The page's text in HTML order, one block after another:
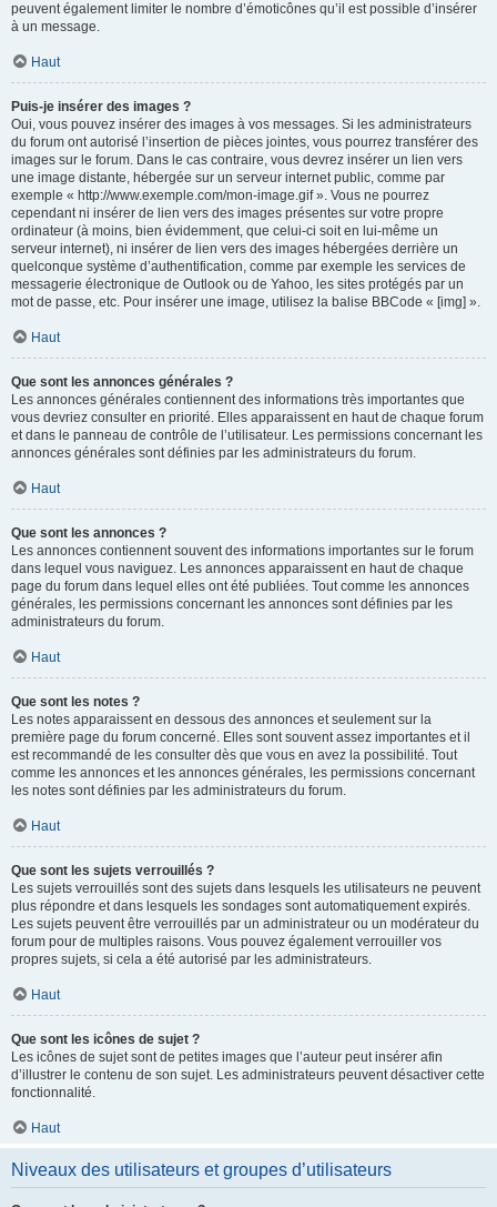
peuvent également limiter le nombre d’émoticônes qu’il est possible d’insérer
à un message.
Haut
Puis-je insérer des images ?
Oui, vous pouvez insérer des images à vos messages. Si les administrateurs
du forum ont autorisé l’insertion de pièces jointes, vous pourrez transférer des
images sur le forum. Dans le cas contraire, vous devrez insérer un lien vers
une image distante, hébergée sur un serveur internet public, comme par
exemple « http://www.exemple.com/mon-image.gif ». Vous ne pourrez
cependant ni insérer de lien vers des images présentes sur votre propre
ordinateur (à moins, bien évidemment, que celui-ci soit en lui-même un
serveur internet), ni insérer de lien vers des images hébergées derrière un
quelconque système d’authentification, comme par exemple les services de
messagerie électronique de Outlook ou de Yahoo, les sites protégés par un
mot de passe, etc. Pour insérer une image, utilisez la balise BBCode « [img] ».
Haut
Que sont les annonces générales ?
Les annonces générales contiennent des informations très importantes que
vous devriez consulter en priorité. Elles apparaissent en haut de chaque forum
et dans le panneau de contrôle de l’utilisateur. Les permissions concernant les
annonces générales sont définies par les administrateurs du forum.
Haut
Que sont les annonces ?
Les annonces contiennent souvent des informations importantes sur le forum
dans lequel vous naviguez. Les annonces apparaissent en haut de chaque
page du forum dans lequel elles ont été publiées. Tout comme les annonces
générales, les permissions concernant les annonces sont définies par les
administrateurs du forum.
Haut
Que sont les notes ?
Les notes apparaissent en dessous des annonces et seulement sur la
première page du forum concerné. Elles sont souvent assez importantes et il
est recommandé de les consulter dès que vous en avez la possibilité. Tout
comme les annonces et les annonces générales, les permissions concernant
les notes sont définies par les administrateurs du forum.
Haut
Que sont les sujets verrouillés ?
Les sujets verrouillés sont des sujets dans lesquels les utilisateurs ne peuvent
plus répondre et dans lesquels les sondages sont automatiquement expirés.
Les sujets peuvent être verrouillés par un administrateur ou un modérateur du
forum pour de multiples raisons. Vous pouvez également verrouiller vos
propres sujets, si cela a été autorisé par les administrateurs.
Haut
Que sont les icônes de sujet ?
Les icônes de sujet sont de petites images que l’auteur peut insérer afin
d’illustrer le contenu de son sujet. Les administrateurs peuvent désactiver cette
fonctionnalité.
Haut
Niveaux des utilisateurs et groupes d’utilisateurs